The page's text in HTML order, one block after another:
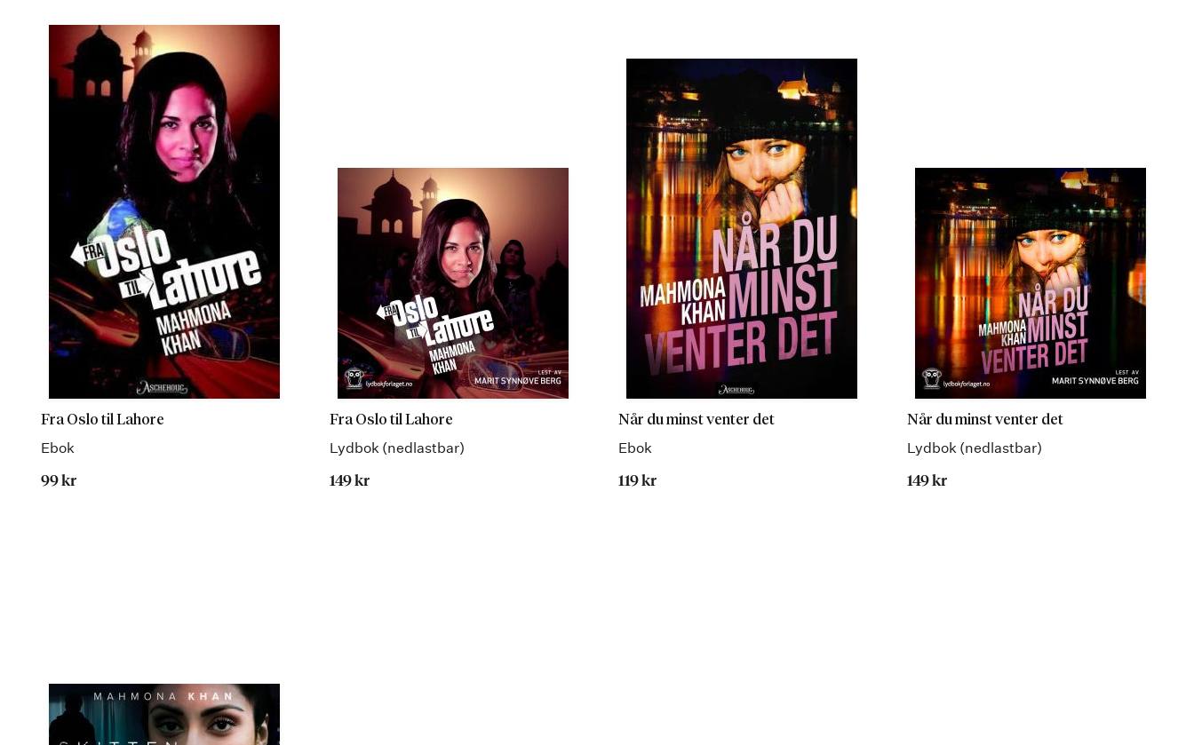
Fra Oslo til Lahore
Ebok
99 kr
Fra Oslo til Lahore
Lydbok (nedlastbar)
149 kr
Når du minst venter det
Ebok
119 kr
Når du minst venter det
Lydbok (nedlastbar)
149 kr